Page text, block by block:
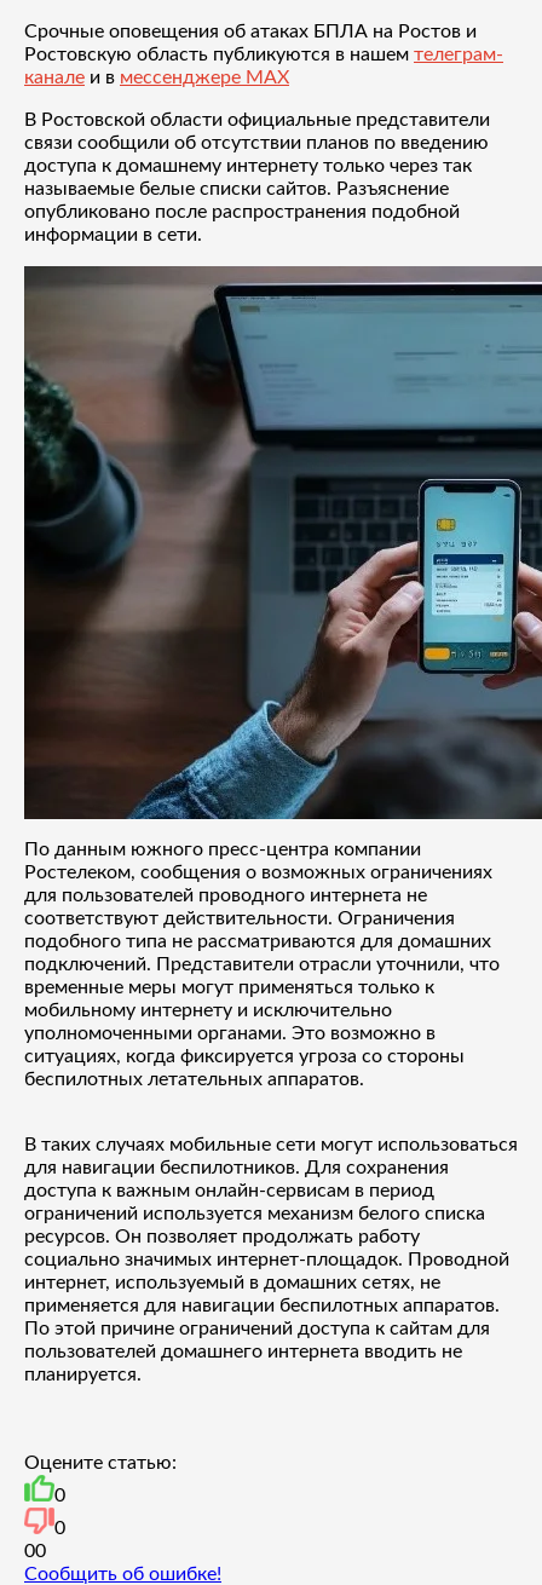
Срочные оповещения об атаках БПЛА на Ростов и
Ростовскую область публикуются в нашем телеграм-
канале и в мессенджере MAX
В Ростовской области официальные представители
связи сообщили об отсутствии планов по введению
доступа к домашнему интернету только через так
называемые белые списки сайтов. Разъяснение
опубликовано после распространения подобной
информации в сети.
По данным южного пресс-центра компании
Ростелеком, сообщения о возможных ограничениях
для пользователей проводного интернета не
соответствуют действительности. Ограничения
подобного типа не рассматриваются для домашних
подключений. Представители отрасли уточнили, что
временные меры могут применяться только к
мобильному интернету и исключительно
уполномоченными органами. Это возможно в
ситуациях, когда фиксируется угроза со стороны
беспилотных летательных аппаратов.
В таких случаях мобильные сети могут использоваться
для навигации беспилотников. Для сохранения
доступа к важным онлайн-сервисам в период
ограничений используется механизм белого списка
ресурсов. Он позволяет продолжать работу
социально значимых интернет-площадок. Проводной
интернет, используемый в домашних сетях, не
применяется для навигации беспилотных аппаратов.
По этой причине ограничений доступа к сайтам для
пользователей домашнего интернета вводить не
планируется.
Оцените статью:
0
0
00
Сообщить об ошибке!